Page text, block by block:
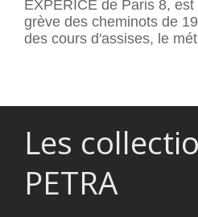
EXPERICE de Paris 8,
grève des cheminots de
des cours d'assises, le
Les
PETRA